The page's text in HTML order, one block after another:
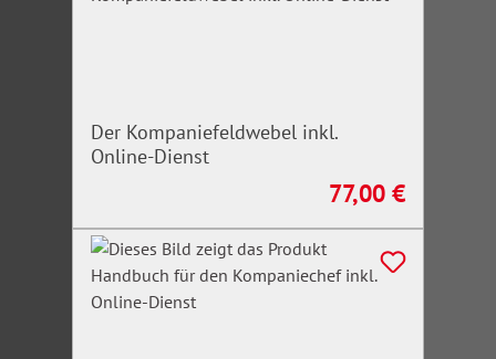
Der Kompaniefeldwebel inkl.
Online-Dienst
Regulärer Preis:
77,00 €